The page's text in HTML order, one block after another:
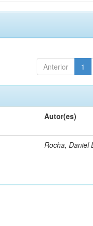
Anterior 1
Autor(es)
Rocha, Daniel